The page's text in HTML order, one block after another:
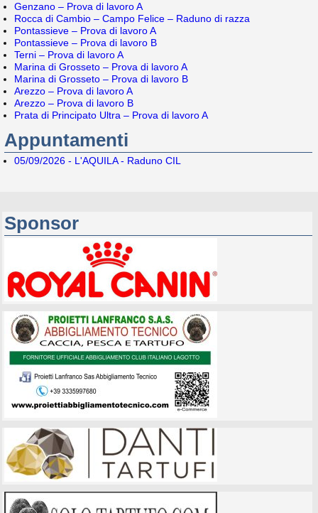
Genzano – Prova di lavoro A
Rocca di Cambio – Campo Felice – Raduno di razza
Pontassieve – Prova di lavoro A
Pontassieve – Prova di lavoro B
Terni – Prova di lavoro A
Marina di Grosseto – Prova di lavoro A
Marina di Grosseto – Prova di lavoro B
Arezzo – Prova di lavoro A
Arezzo – Prova di lavoro B
Prata di Principato Ultra – Prova di lavoro A
Appuntamenti
05/09/2026 - L'AQUILA - Raduno CIL
Sponsor